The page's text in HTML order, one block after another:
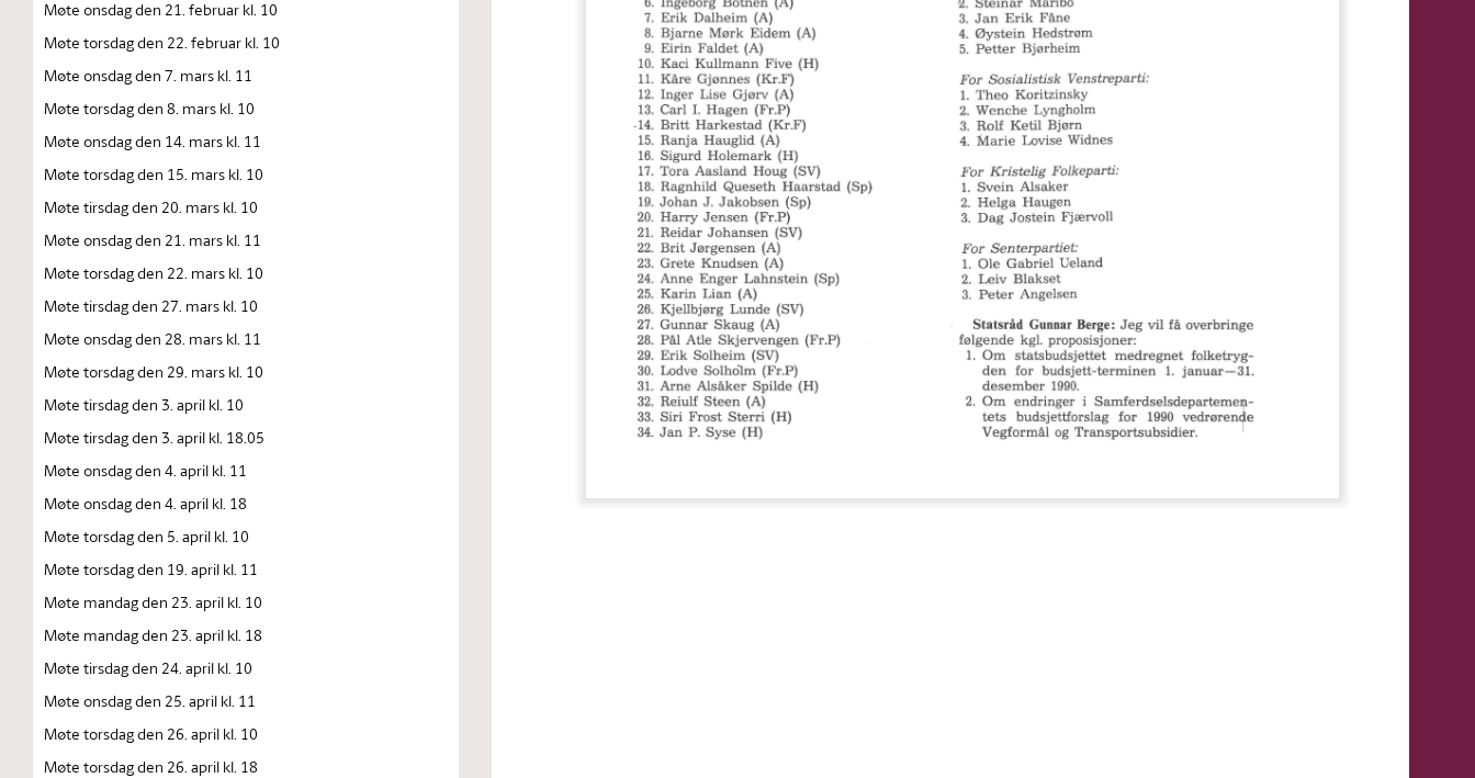
Møte onsdag den 21. februar kl. 10
Møte torsdag den 22. februar kl. 10
Møte onsdag den 7. mars kl. 11
Møte torsdag den 8. mars kl. 10
Møte onsdag den 14. mars kl. 11
Møte torsdag den 15. mars kl. 10
Møte tirsdag den 20. mars kl. 10
Møte onsdag den 21. mars kl. 11
Møte torsdag den 22. mars kl. 10
Møte tirsdag den 27. mars kl. 10
Møte onsdag den 28. mars kl. 11
Møte torsdag den 29. mars kl. 10
Møte tirsdag den 3. april kl. 10
Møte tirsdag den 3. april kl. 18.05
Møte onsdag den 4. april kl. 11
Møte onsdag den 4. april kl. 18
Møte torsdag den 5. april kl. 10
Møte torsdag den 19. april kl. 11
Møte mandag den 23. april kl. 10
Møte mandag den 23. april kl. 18
Møte tirsdag den 24. april kl. 10
Møte onsdag den 25. april kl. 11
Møte torsdag den 26. april kl. 10
Møte torsdag den 26. april kl. 18